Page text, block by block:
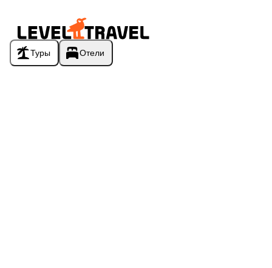
Туры Отели